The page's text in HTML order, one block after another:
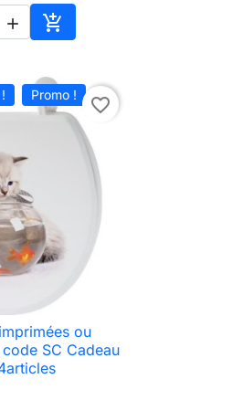
 
Ajouter au panier
Promo ! favorite_border
rapide ou
SC Cadeau